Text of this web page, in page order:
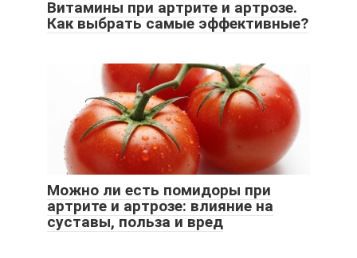
Витамины при артрите и артрозе.
Как выбрать самые эффективные?
Можно ли есть помидоры при
артрите и артрозе: влияние на
суставы, польза и вред